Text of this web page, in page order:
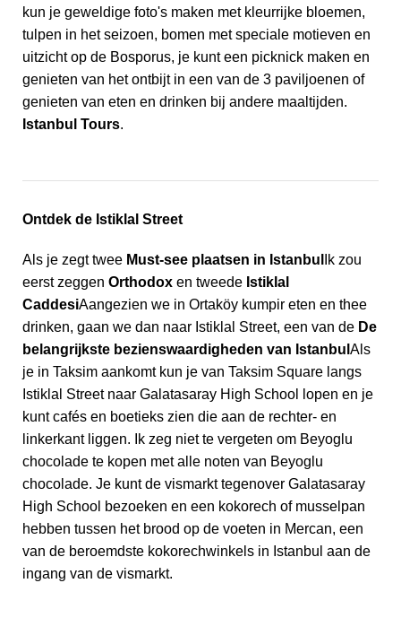
kun je geweldige foto's maken met kleurrijke bloemen,
tulpen in het seizoen, bomen met speciale motieven en
uitzicht op de Bosporus, je kunt een picknick maken en
genieten van het ontbijt in een van de 3 paviljoenen of
genieten van eten en drinken bij andere maaltijden.
Istanbul Tours.
Ontdek de Istiklal Street
Als je zegt twee Must-see plaatsen in Istanbul
Ik zou
eerst zeggen Orthodox en tweede Istiklal
CaddesiAangezien we in Ortaköy kumpir eten en thee
drinken, gaan we dan naar Istiklal Street, een van de De
belangrijkste bezienswaardigheden van Istanbul Als
je in Taksim aankomt kun je van Taksim Square langs
Istiklal Street naar Galatasaray High School lopen en je
kunt cafés en boetieks zien die aan de rechter- en
linkerkant liggen. Ik zeg niet te vergeten om Beyoglu
chocolade te kopen met alle noten van Beyoglu
chocolade. Je kunt de vismarkt tegenover Galatasaray
High School bezoeken en een kokorech of musselpan
hebben tussen het brood op de voeten in Mercan, een
van de beroemdste kokorechwinkels in Istanbul aan de
ingang van de vismarkt.